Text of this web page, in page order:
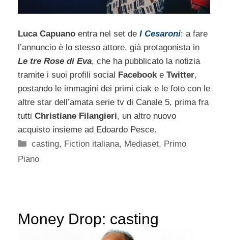
Luca Capuano entra nel set de I Cesaroni: a fare
l’annuncio è lo stesso attore, già protagonista in
Le tre Rose di Eva, che ha pubblicato la notizia
tramite i suoi profili social Facebooke Twitter,
postando le immagini dei primi ciak e le foto con le
altre star dell’amata serie tv di Canale 5, prima fra
tutti Christiane Filangieri, un altro nuovo
acquisto insieme ad Edoardo Pesce.
Categorie
casting, Fiction italiana, Mediaset, Primo
Piano
Money Drop: casting